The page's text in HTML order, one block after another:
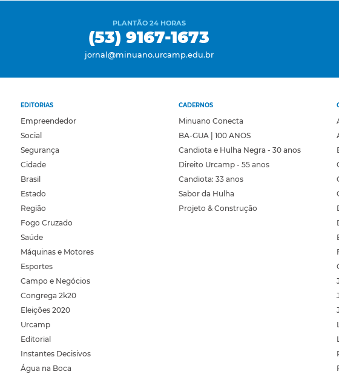
PLANTÃO 24 HORAS
(53) 9167-1673
jornal@minuano.urcamp.edu.br
EDITORIAS
Empreendedor
Social
Segurança
Cidade
Brasil
Estado
Região
Fogo Cruzado
Saúde
Máquinas e Motores
Esportes
Campo e Negócios
Congrega 2k20
Eleições 2020
Urcamp
Editorial
Instantes Decisivos
Água na Boca
CADERNOS
Minuano Conecta
BA-GUA | 100 ANOS
Candiota e Hulha Negra - 30 anos
Direito Urcamp - 55 anos
Candiota: 33 anos
Sabor da Hulha
Projeto & Construção